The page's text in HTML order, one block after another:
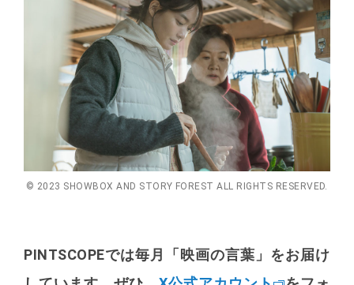
© 2023 SHOWBOX AND STORY FOREST ALL RIGHTS RESERVED.
PINTSCOPEでは毎月「映画の言葉」をお届け